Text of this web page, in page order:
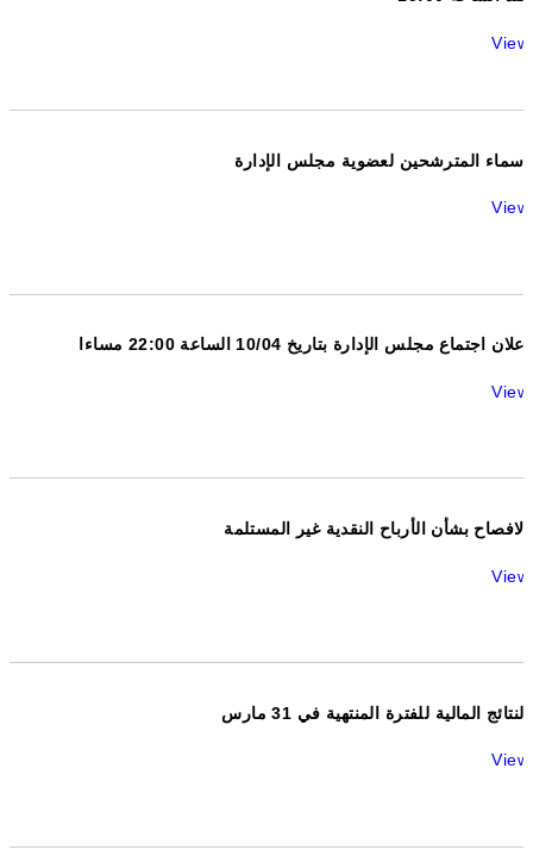
View
أسماء المترشحين لعضوية مجلس الإدارة
View
اعلان اجتماع مجلس الإدارة بتاريخ 10/04 الساعة 22:00 مساءا
View
الافصاح بشأن الأرباح النقدية غير المستلمة
View
النتائج المالية للفترة المنتهية في 31 مارس
View